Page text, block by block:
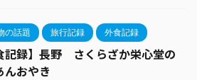
の話題 旅行記録 外食記録
記録】長野 さくらざか栄心堂の
んおやき